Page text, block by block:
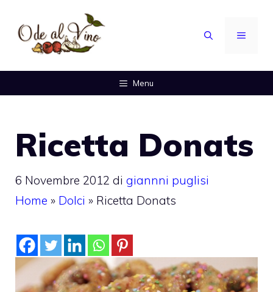
contenuto
MENU
Menu
Ricetta Donats
6 Novembre 2012 di giannni puglisi
Home » Dolci » Ricetta Donats